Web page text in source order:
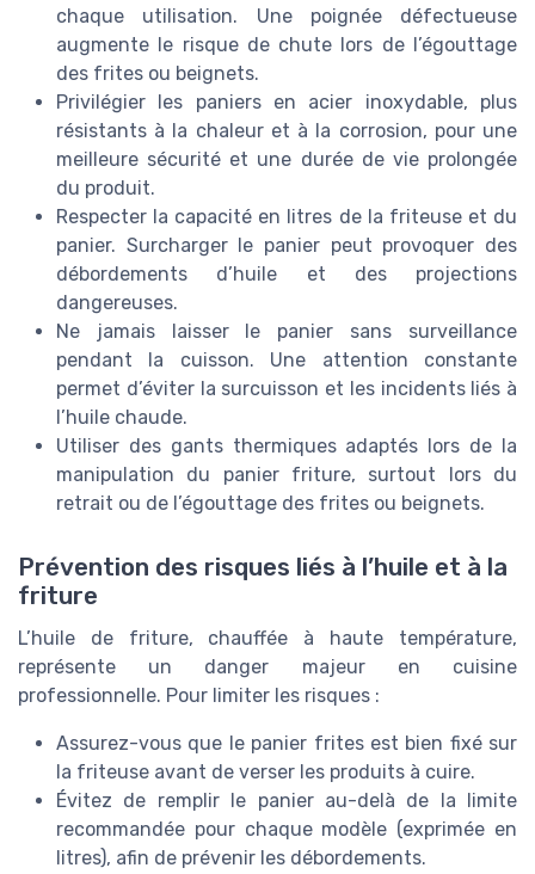
chaque utilisation. Une poignée défectueuse
augmente le risque de chute lors de l’égouttage
des frites ou beignets.
Privilégier les paniers en acier inoxydable, plus
résistants à la chaleur et à la corrosion, pour une
meilleure sécurité et une durée de vie prolongée
du produit.
Respecter la capacité en litres de la friteuse et du
panier. Surcharger le panier peut provoquer des
débordements d’huile et des projections
dangereuses.
Ne jamais laisser le panier sans surveillance
pendant la cuisson. Une attention constante
permet d’éviter la surcuisson et les incidents liés à
l’huile chaude.
Utiliser des gants thermiques adaptés lors de la
manipulation du panier friture, surtout lors du
retrait ou de l’égouttage des frites ou beignets.
Prévention des risques liés à l’huile et à la
friture
L’huile de friture, chauffée à haute température,
représente un danger majeur en cuisine
professionnelle. Pour limiter les risques :
Assurez-vous que le panier frites est bien fixé sur
la friteuse avant de verser les produits à cuire.
Évitez de remplir le panier au-delà de la limite
recommandée pour chaque modèle (exprimée en
litres), afin de prévenir les débordements.